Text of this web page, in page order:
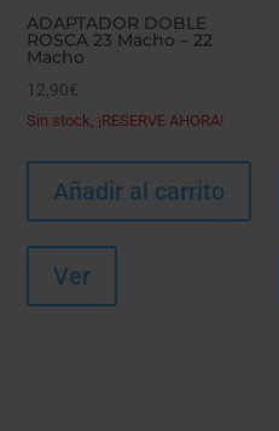
ADAPTADOR DOBLE
ROSCA 23 Macho – 22
Macho
12,90€
Sin stock, ¡RESERVE AHORA!
Añadir al carrito
Ver